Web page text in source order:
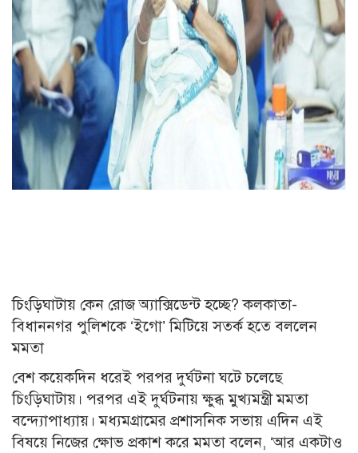
চিংড়িঘাটায় কেন রোজ অ্যাক্সিডেন্ট হচ্ছে? কলকাতা-
বিধাননগর পুলিশকে ‘ইগো’ মিটিয়ে সতর্ক হতে বললেন
মমতা
বেশ কয়েকদিন ধরেই পরপর দুর্ঘটনা ঘটে চলেছে
চিংড়িঘাটায়। পরপর এই দুর্ঘটনায় ক্ষুব্ধ মুখ্যমন্ত্রী মমতা
বন্দ্যোপাধ্যায়। মধ্যমগ্রামের প্রশাসনিক সভায় এদিন এই
বিষয়ে নিজের ক্ষোভ প্রকাশ করে মমতা বলেন, ‘আর একটাও